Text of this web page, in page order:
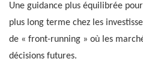
Une guidance plus équilibrée
plus long terme chez les
de « front-running » où les
décisions futures.